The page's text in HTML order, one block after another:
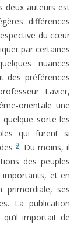
deux auteurs est
différences
du cœur
par certaines
nuances
des préférences
Lavier,
orientale une
quelque sorte les
qui furent si
9. Du moins, il
des peuples
et en
primordiale, ses
La publication
importait de